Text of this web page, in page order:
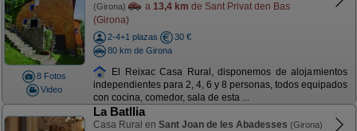
8 Fotos
Video
(Girona) a 13,4 km de Sant Privat den Bas
(Girona)
2-4+1 plazas
30 €
80 km de Girona
El Reixac Casa Rural, disponemos de alojamientos
independientes para 2, 4, 6 y 8 personas, todos equipados
con cocina, comedor, sala de esta ...
La Batllia
Casa Rural en Sant Joan de les Abadesses (Girona)